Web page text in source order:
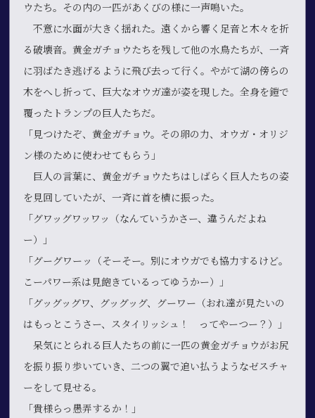
ウたち。その内の一匹があくびの様に一声鳴いた。
不意に水面が大きく揺れた。遠くから響く足音と木々を折
る破壊音。黄金ガチョウたちを残して他の水鳥たちが、一斉
に羽ばたき逃げるように飛び去って行く。やがて湖の傍らの
木をへし折って、巨大なオウガ達が姿を現した。全身を鎧で
覆ったトランプの巨人たちだ。
「見つけたぞ、黄金ガチョウ。その卵の力、オウガ・オリジ
ン様のために使わせてもらう」
巨人の言葉に、黄金ガチョウたちはしばらく巨人たちの姿
を見回していたが、一斉に首を横に振った。
「グワッグワッワッ（なんていうかさー、違うんだよね
ー）」
「グーグワーッ（そーそー。別にオウガでも協力するけど。
こーパワー系は見飽きているってゆうかー）」
「グッグッグワ、グッグッグ、グーワー（おれ達が見たいの
はもっとこうさー、スタイリッシュ！ ってやーつー？）」
呆気にとられる巨人たちの前に一匹の黄金ガチョウがお尻
を振り振り歩いていき、二つの翼で追い払うようなゼスチャ
ーをして見せる。
「貴様らっ愚弄するか！」